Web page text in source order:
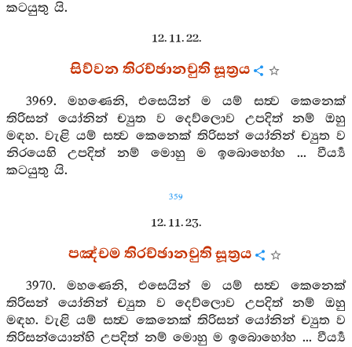
කටයුතු යි.
12. 11. 22.
සිව්වන තිරච්ඡානචුති සූත්‍රය
3969. මහණෙනි, එසෙයින් ම යම් සත්‍ව කෙනෙක්
තිරිසන් යෝනින් ච්‍යුත ව දෙව්ලොව උපදිත් නම් ඔහු
මඳහ. වැළි යම් සත්‍ව කෙනෙක් තිරිසන් යෝනින් ච්‍යුත ව
නිරයෙහි උපදිත් නම් මොහු ම ඉබොහෝහ ... වීර්‍ය්‍ය
කටයුතු යි.
359
12. 11. 23.
පඤ්චම තිරච්ඡානචුති සූත්‍රය
3970. මහණෙනි, එසෙයින් ම යම් සත්‍ව කෙනෙක්
තිරිසන් යෝනින් ච්‍යුත ව දෙව්ලොව උපදිත් නම් ඔහු
මඳහ. වැළි යම් සත්‍ව කෙනෙක් තිරිසන් යෝනින් ච්‍යුත ව
තිරිසන්යොන්හි උපදිත් නම් මොහු ම ඉබොහෝහ ... වීර්‍ය්‍ය